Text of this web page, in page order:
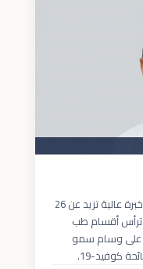
د. وحيدي هو أخصائي طب أطفال ذو خبرة عالية تزيد عن 26
ترأس أقسام طب
على وسام سمو
كوفيد-19.